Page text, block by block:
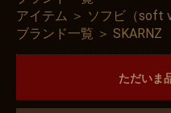
アイテム ＞ ソフビ（soft
ブランド一覧 ＞ SKARNZ
ただいま